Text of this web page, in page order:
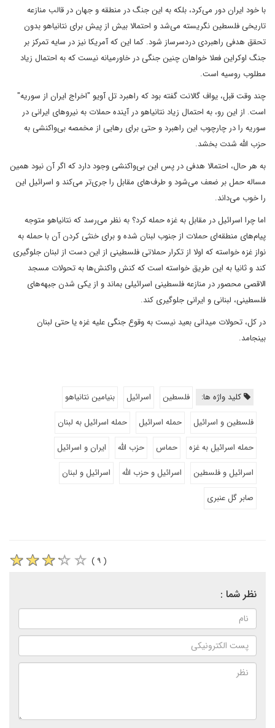
با خود ایران دور می‌کرد، بلکه به این جنگ در منطقه و جهان در قالب منازعه
تاریخی فلسطین نگریسته می‌شد و احتمالا بیش از پیش برای نتانیاهو بدون
تحقق هدفی راهبردی دردسرساز شود. کما این که آمریکا نیز در سایه تمرکز بر
جنگ اوکراین فعلا خواهان چنین جنگی در خاورمیانه نیست که به احتمال زیاد
مطلوب روسیه است.
چند وقت قبل، یواف گالانت گفته بود که راهبرد تل آویو "اخراج ایران از سوریه"
است. از این رو، به احتمال زیاد نتانیاهو در آینده حملات به نیروهای ایرانی در
سوریه را در چارچوب این راهبرد و حتی برای رهایی از مخمصه بی‌واکنشی به
حزب الله شدت بخشد.
به هر حال، احتمالا هدفی در پس این بی‌واکنشی وجود دارد که اگر آن نبود همین
مساله حمل بر ضعف می‌شود و طرف‌های مقابل را جری‌تر می‌کند و اسرائیل این
را خوب می‌داند.
اما چرا اسرائیل در مقابل به غزه حمله کرد؟ به نظر می‌رسد که نتانیاهو متوجه
پیام‌های منطقه‌ای حملات از جنوب لبنان شده و برای خنثی کردن آن با حمله به
نواز غزه خواسته که اولا از تکرار حملاتی فلسطینی از این دست از لبنان جلوگیری
کند و ثانیا به این طریق خواسته است که کنش واکنش‌ها به تحولات مسجد
الاقصی محصور در منازعه فلسطینی اسرائیلی بماند و از یکی شدن جبهه‌های
فلسطینی، لبنانی و ایرانی جلوگیری کند.
در کل، تحولات میدانی بعید نیست به وقوع جنگی علیه غزه یا حتی لبنان
بینجامد.
کلید واژه ها: فلسطین اسرائیل
بنیامین نتانیاهو
فلسطین و اسرائیل
حمله اسرائیل
حمله اسرائیل به لبنان
حمله اسرائیل به غزه
حماس حزب الله
ایران و اسرائیل
اسرائیل و فلسطین
اسرائیل و حزب الله
اسرائیل و لبنان
صابر گل عنبری
( ۹ )
نظر شما :